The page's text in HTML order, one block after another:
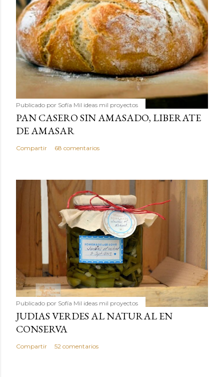
Publicado por Sofía Mil ideas mil proyectos
PAN CASERO SIN AMASADO, LIBERATE
DE AMASAR
Compartir 68 comentarios
Publicado por Sofía Mil ideas mil proyectos
JUDIAS VERDES AL NATURAL EN
CONSERVA
Compartir 52 comentarios